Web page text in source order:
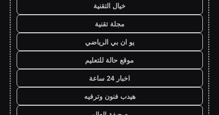
خيال التقنية
مجلة تقنية
يو ان بي الرياضي
موقع حالة للتعليم
اخبار 24 ساعة
هيدب فنون وترفيه